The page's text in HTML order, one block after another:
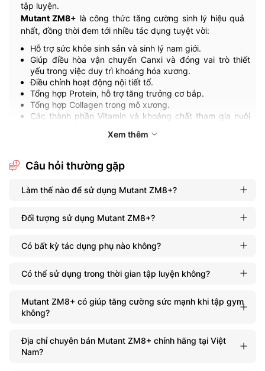
tập luyện.
Mutant ZM8+ là công thức tăng cường sinh lý hiệu quả
nhất, đồng thời đem tới nhiều tác dụng tuyệt vời:
Hỗ trợ sức khỏe sinh sản và sinh lý nam giới.
Giúp điều hòa vận chuyển Canxi và đóng vai trò thiết
yếu trong việc duy trì khoáng hóa xương.
Điều chỉnh hoạt động nội tiết tố.
Tổng hợp Protein, hỗ trợ tăng trưởng cơ bắp.
Tổng hợp Collagen trong mô xương.
Các thành phần Vitamin và khoáng chất tham gia nuôi
trưởng testosterone.
danh tiếng từ Canada được thiết kế dành cho đối tượng
luyện thể thao.
Xem thêm
Câu hỏi thường gặp
Làm thế nào để sử dụng Mutant ZM8+?
Đối tượng sử dụng Mutant ZM8+?
Có bất kỳ tác dụng phụ nào không?
Có thể sử dụng trong thời gian tập luyện không?
Mutant ZM8+ có giúp tăng cường sức mạnh khi tập gym
không?
Địa chỉ chuyên bán Mutant ZM8+ chính hãng tại Việt
Nam?